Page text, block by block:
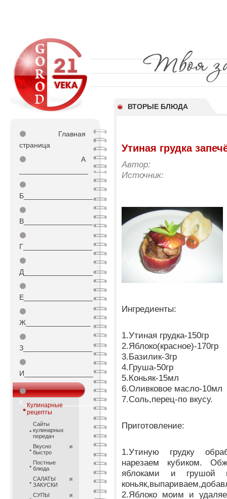
ВТОРЫЕ БЛЮДА
⚫
Главная
страница
⚫
А
⚫
Б_________________
⚫
В_________________
⚫
Г_________________
⚫
Д_________________
⚫
Е_________________
⚫
Ж________________
⚫
З_________________
⚫
И_________________
⚫
К_________________
Кулинарные
рецепты
Сайты
кулинарных
передач
Вкусно и
быстро
Постные
блюда
САЛАТЫ и
ЗАКУСКИ
СУПЫ и
Утиная грудка
Автор:
Источник:
Ингредиенты:
1.Утиная грудка-150гр
2.Яблоко(красное)-170гр
3.Базилик-3гр
4.Груша-50гр
5.Коньяк-15мл
6.Оливковое масло-10мл
7.Соль,перец-по вкусу.
Приготовление:
1.Утиную грудку
нарезаем кубиком.
яблоками и грушой
2.Яблоко моим и